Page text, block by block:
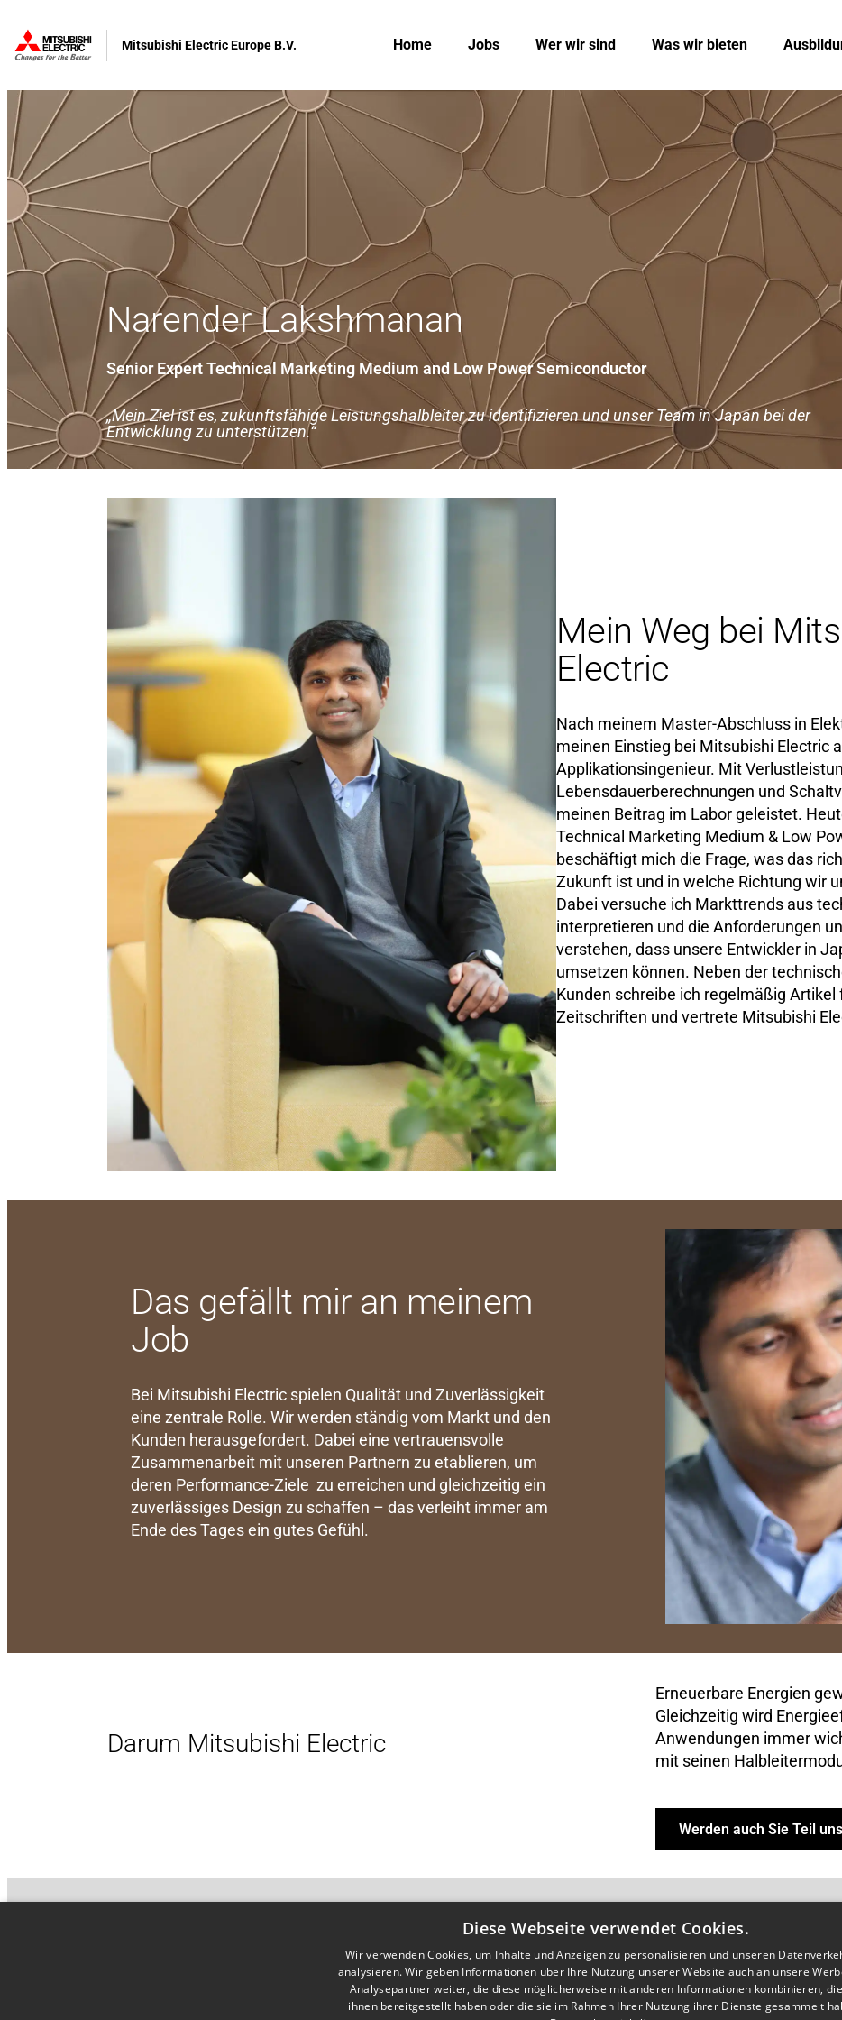
Mitsubishi Electric Europe B.V. Home Jobs Wer wir sind Was wir bieten
Narender Lakshmanan
Senior Expert Technical Marketing Medium and Low Power Semiconductor
„Mein Ziel ist es, zukunftsfähige Leistungshalbleiter zu identifizieren und unser Team in Japan bei der
Entwicklung zu unterstützen.“
Mein Weg bei
Electric
Nach meinem Master-Abschluss in
meinen Einstieg bei Mitsubishi Electric
Applikationsingenieur. Mit
Lebensdauerberechnungen und
meinen Beitrag im Labor geleistet.
Technical Marketing Medium & Low
beschäftigt mich die Frage, was das
Zukunft ist und in welche Richtung wir
Dabei versuche ich Markttrends aus
interpretieren und die Anforderungen
verstehen, dass unsere Entwickler in
umsetzen können. Neben der
Kunden schreibe ich regelmäßig Artikel
Zeitschriften und vertrete Mitsubishi
Das gefällt mir an meinem
Job
Bei Mitsubishi Electric spielen Qualität und Zuverlässigkeit
eine zentrale Rolle. Wir werden ständig vom Markt und den
Kunden herausgefordert. Dabei eine vertrauensvolle
Zusammenarbeit mit unseren Partnern zu etablieren, um
deren Performance-Ziele zu erreichen und gleichzeitig ein
zuverlässiges Design zu schaffen – das verleiht immer am
Ende des Tages ein gutes Gefühl.
Darum Mitsubishi Electric
Erneuerbare Energien
Gleichzeitig wird
Anwendungen immer
mit seinen
Werden auch Sie Teil
Folgen Sie Mitsubishi Electric
Autorisierte Social Media-Accounts
Diese Webseite verwendet Cookies.
Wir verwenden Cookies, um Inhalte und Anzeigen zu personalisieren und unseren
analysieren. Wir geben Informationen über Ihre Nutzung unserer Website auch an unsere
Analysepartner weiter, die diese möglicherweise mit anderen Informationen kombinieren,
ihnen bereitgestellt haben oder die sie im Rahmen Ihrer Nutzung ihrer Dienste gesammelt